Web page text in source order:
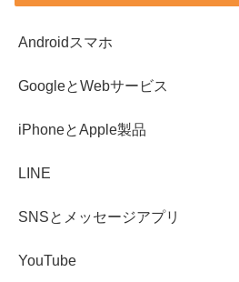
Androidスマホ
GoogleとWebサービス
iPhoneとApple製品
LINE
SNSとメッセージアプリ
YouTube